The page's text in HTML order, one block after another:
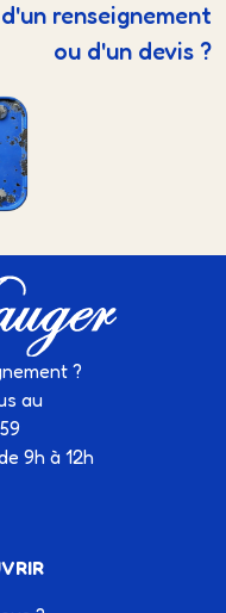
renseignement
ou d'un devis ?
?
au
9h à 12h